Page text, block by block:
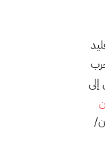
نيسان/